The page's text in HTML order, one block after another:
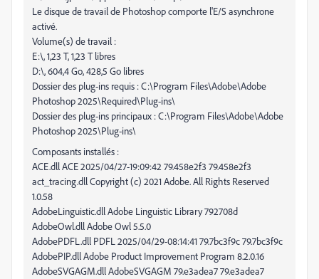
Le disque de travail de Photoshop comporte l'E/S asynchrone
activé.
Volume(s) de travail :
E:\, 1,23 T, 1,23 T libres
D:\, 604,4 Go, 428,5 Go libres
Dossier des plug-ins requis : C:\Program Files\Adobe\Adobe
Photoshop 2025\Required\Plug-ins\
Dossier des plug-ins principaux : C:\Program Files\Adobe\Adobe
Photoshop 2025\Plug-ins\
Composants installés :
ACE.dll ACE 2025/04/27-19:09:42 79.458e2f3 79.458e2f3
act_tracing.dll Copyright (c) 2021 Adobe. All Rights Reserved
1.0.58
AdobeLinguistic.dll Adobe Linguistic Library 792708d
AdobeOwl.dll Adobe Owl 5.5.0
AdobePDFL.dll PDFL 2025/04/29-08:14:41 79.7bc3f9c 79.7bc3f9c
AdobePIP.dll Adobe Product Improvement Program 8.2.0.16
AdobeSVGAGM.dll AdobeSVGAGM 79.e3adea7 79.e3adea7